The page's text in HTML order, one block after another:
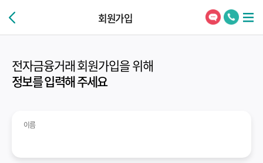
회원가입
전자금융거래 회원가입을 위해
정보를 입력해 주세요
이름